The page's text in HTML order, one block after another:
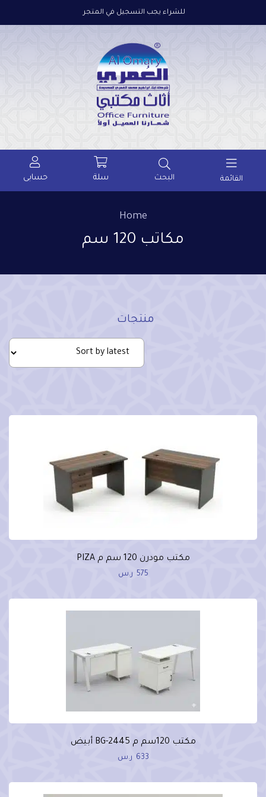
للشراء يجب التسجيل في المتجر
القائمة البحث سلة حسابى
Home
مكاتب 120 سم
منتجات
مكتب مودرن 120 سم م PIZA
575 ر.س
مكتب 120سم م BG-2445 أبيض
633 ر.س